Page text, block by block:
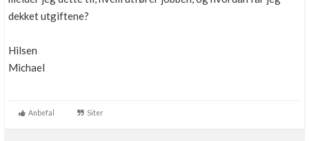
dekket utgiftene?
Hilsen
Michael
Anbefal Siter